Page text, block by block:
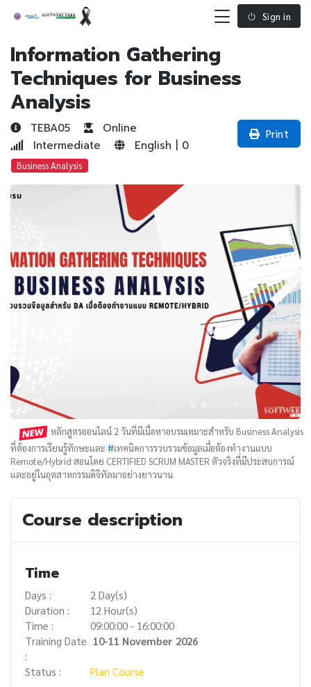
Sign in
Information Gathering
Techniques for Business
Analysis
TEBA05
Online
Intermediate
English | 0
Business Analysis
Print
หลักสูตรออนไลน์ 2 วันที่มีเนื้อหาอบรมเหมาะสำหรับ Business Analysis
ที่ต้องการเรียนรู้ทักษะและ #เทคนิคการรวบรวมข้อมูลเมื่อต้องทำงานแบบ
Remote/Hybrid สอนโดย CERTIFIED SCRUM MASTER ตัวจริงที่มีประสบการณ์
และอยู่ในอุตสาหกรรมดิจิทัลมาอย่างยาวนาน
Course description
Time
Days :
2 Day(s)
Duration :
12 Hour(s)
Time :
09:00:00 - 16:00:00
Training Date
:
10-11 November 2026
Status : Plan Course